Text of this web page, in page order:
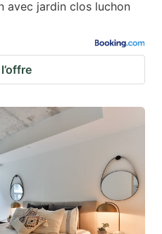
avec jardin clos luchon